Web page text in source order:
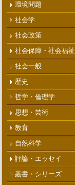
環境問題
社会学
社会政策
社会保障・社会福祉
社会一般
歴史
哲学・倫理学
思想・芸術
教育
自然科学
評論・エッセイ
叢書・シリーズ